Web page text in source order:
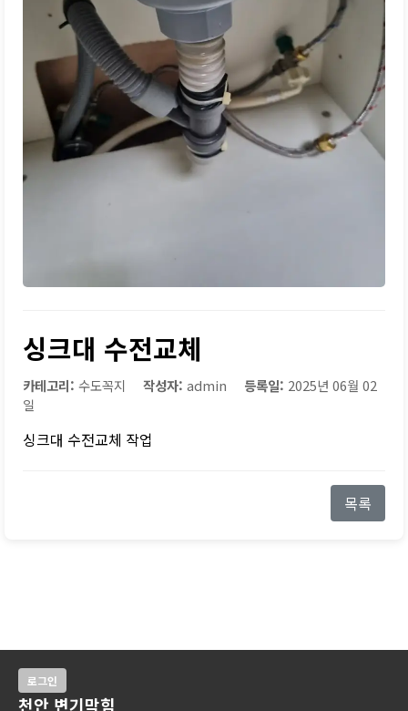
싱크대 수전교체
카테고리: 수도꼭지 작성자: admin 등록일: 2025년 06월 02
일
싱크대 수전교체 작업
목록
로그인
천안 변기막힘